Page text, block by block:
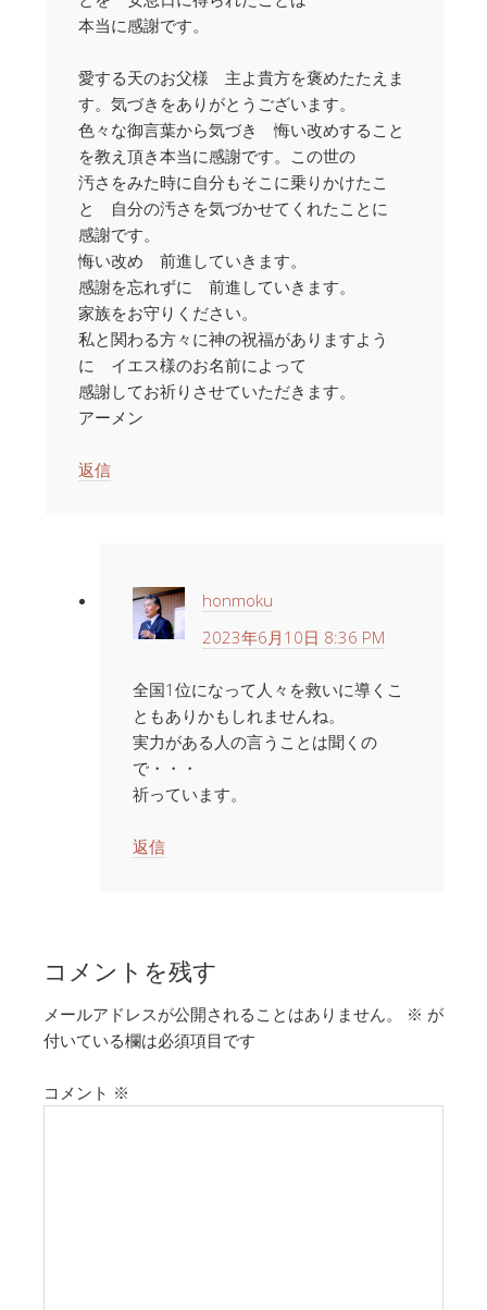
本当に感謝です。
愛する天のお父様 主よ貴方を褒めたたえま
す。気づきをありがとうございます。
色々な御言葉から気づき 悔い改めすること
を教え頂き本当に感謝です。この世の
汚さをみた時に自分もそこに乗りかけたこ
と 自分の汚さを気づかせてくれたことに
感謝です。
悔い改め 前進していきます。
感謝を忘れずに 前進していきます。
家族をお守りください。
私と関わる方々に神の祝福がありますよう
に イエス様のお名前によって
感謝してお祈りさせていただきます。
アーメン
返信
honmoku
2023年6月10日 8:36 PM
全国1位になって人々を救いに導くこ
ともありかもしれませんね。
実力がある人の言うことは聞くの
で・・・
祈っています。
返信
コメントを残す
メールアドレスが公開されることはありません。 ※ が
付いている欄は必須項目です
コメント ※